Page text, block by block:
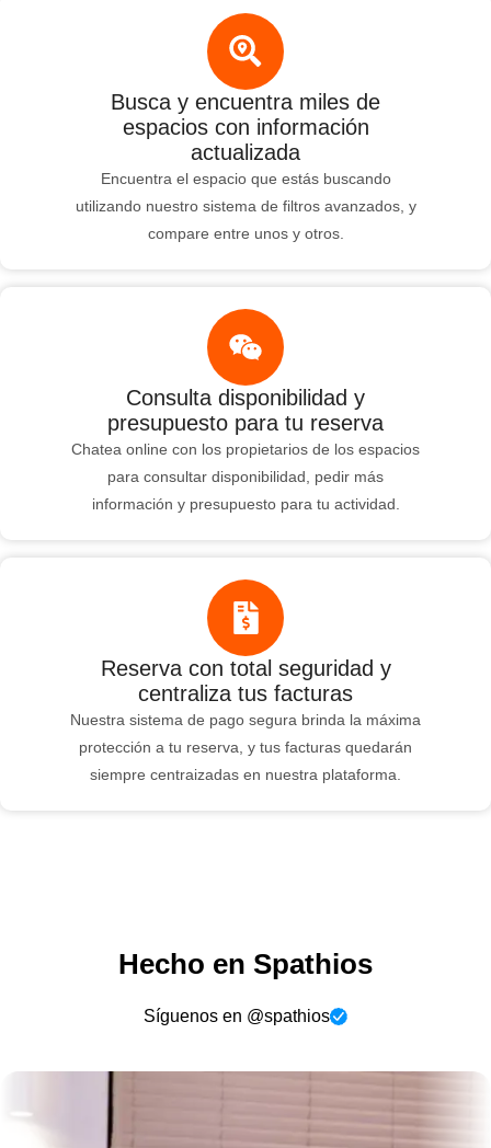
Busca y encuentra miles de
espacios con información
actualizada
Encuentra el espacio que estás buscando
utilizando nuestro sistema de filtros avanzados, y
compare entre unos y otros.
Consulta disponibilidad y
presupuesto para tu reserva
Chatea online con los propietarios de los espacios
para consultar disponibilidad, pedir más
información y presupuesto para tu actividad.
Reserva con total seguridad y
centraliza tus facturas
Nuestra sistema de pago segura brinda la máxima
protección a tu reserva, y tus facturas quedarán
siempre centraizadas en nuestra plataforma.
Hecho en Spathios
Síguenos en @spathios